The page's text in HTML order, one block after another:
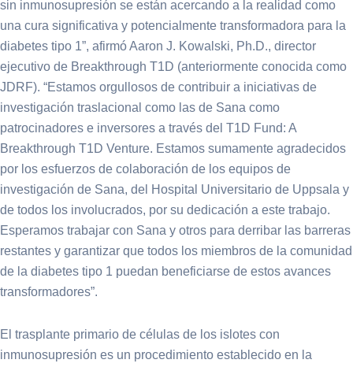
sin inmunosupresión se están acercando a la realidad como
una cura significativa y potencialmente transformadora para la
diabetes tipo 1”, afirmó Aaron J. Kowalski, Ph.D., director
ejecutivo de Breakthrough T1D (anteriormente conocida como
JDRF). “Estamos orgullosos de contribuir a iniciativas de
investigación traslacional como las de Sana como
patrocinadores e inversores a través del T1D Fund: A
Breakthrough T1D Venture. Estamos sumamente agradecidos
por los esfuerzos de colaboración de los equipos de
investigación de Sana, del Hospital Universitario de Uppsala y
de todos los involucrados, por su dedicación a este trabajo.
Esperamos trabajar con Sana y otros para derribar las barreras
restantes y garantizar que todos los miembros de la comunidad
de la diabetes tipo 1 puedan beneficiarse de estos avances
transformadores”.
El trasplante primario de células de los islotes con
inmunosupresión es un procedimiento establecido en la